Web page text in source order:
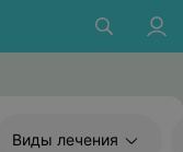
Виды лечения